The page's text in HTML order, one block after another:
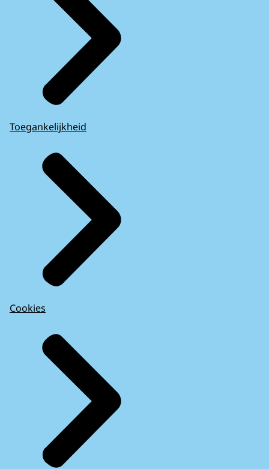
Toegankelijkheid
Cookies